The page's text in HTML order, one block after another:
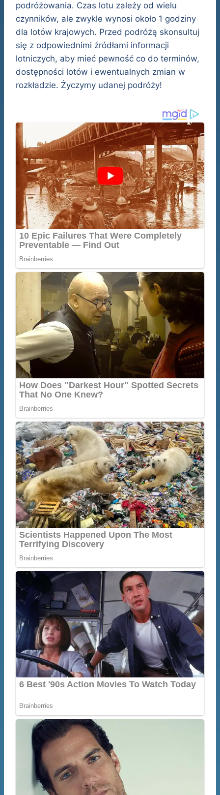
podróżowania. Czas lotu zależy od wielu
czynników, ale zwykle wynosi około 1 godziny
dla lotów krajowych. Przed podróżą skonsultuj
się z odpowiednimi źródłami informacji
lotniczych, aby mieć pewność co do terminów,
dostępności lotów i ewentualnych zmian w
rozkładzie. Życzymy udanej podróży!